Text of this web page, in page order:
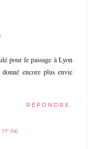
pour le passage à Lyon
encore plus envie
RÉPONDRE
17:06